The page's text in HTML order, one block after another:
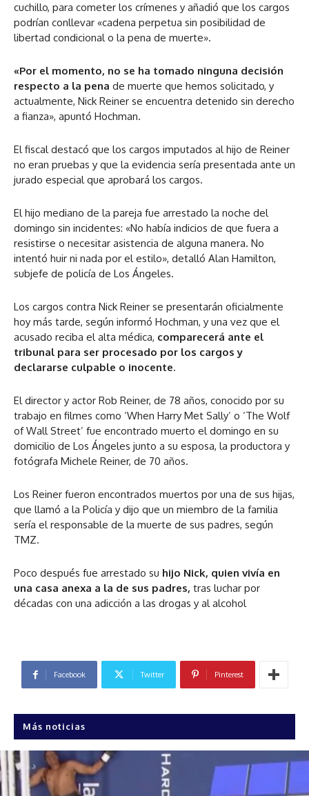
cuchillo, para cometer los crímenes y añadió que los cargos
podrían conllevar «cadena perpetua sin posibilidad de
libertad condicional o la pena de muerte».
«Por el momento, no se ha tomado ninguna decisión
respecto a la pena de muerte que hemos solicitado, y
actualmente, Nick Reiner se encuentra detenido sin derecho
a fianza», apuntó Hochman.
El fiscal destacó que los cargos imputados al hijo de Reiner
no eran pruebas y que la evidencia sería presentada ante un
jurado especial que aprobará los cargos.
El hijo mediano de la pareja fue arrestado la noche del
domingo sin incidentes: «No había indicios de que fuera a
resistirse o necesitar asistencia de alguna manera. No
intentó huir ni nada por el estilo», detalló Alan Hamilton,
subjefe de policía de Los Ángeles.
Los cargos contra Nick Reiner se presentarán oficialmente
hoy más tarde, según informó Hochman, y una vez que el
acusado reciba el alta médica, comparecerá ante el
tribunal para ser procesado por los cargos y
declararse culpable o inocente.
El director y actor Rob Reiner, de 78 años, conocido por su
trabajo en filmes como ‘When Harry Met Sally’ o ‘The Wolf
of Wall Street’ fue encontrado muerto el domingo en su
domicilio de Los Ángeles junto a su esposa, la productora y
fotógrafa Michele Reiner, de 70 años.
Los Reiner fueron encontrados muertos por una de sus hijas,
que llamó a la Policía y dijo que un miembro de la familia
sería el responsable de la muerte de sus padres, según
TMZ.
Poco después fue arrestado su hijo Nick, quien vivía en
una casa anexa a la de sus padres, tras luchar por
décadas con una adicción a las drogas y al alcohol
Facebook Twitter Pinterest
Más noticias